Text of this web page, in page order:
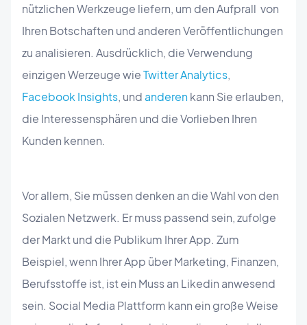
nützlichen Werkzeuge liefern, um den Aufprall von
Ihren Botschaften und anderen Veröffentlichungen
zu analisieren. Ausdrücklich, die Verwendung
einzigen Werzeuge wieTwitter Analytics,
Facebook Insights, und anderenkann Sie erlauben,
die Interessensphären und die Vorlieben Ihren
Kunden kennen.
Vor allem, Sie müssen denken an die Wahl von den
Sozialen Netzwerk. Er muss passend sein, zufolge
der Markt und die Publikum Ihrer App. Zum
Beispiel, wenn Ihrer App über Marketing, Finanzen,
Berufsstoffe ist, ist ein Muss an Likedin anwesend
sein. Social Media Plattform kann ein große Weise